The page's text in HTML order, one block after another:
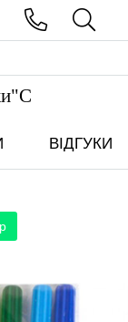
ВІДГУКИ